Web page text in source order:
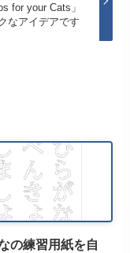
for your Cats」
なアイデアです
の練習用紙を自